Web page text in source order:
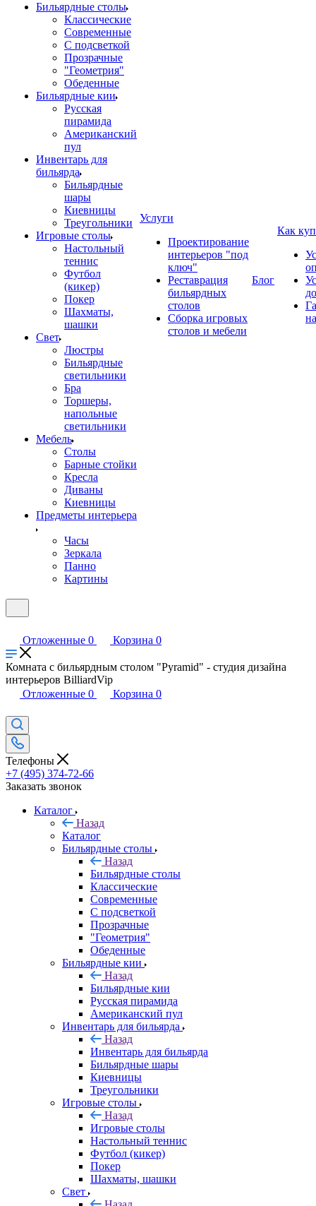
Бильярдные столы
Классические
Современные
С подсветкой
Прозрачные
"Геометрия"
Обеденные
Бильярдные кии
Русская
пирамида
Американский
пул
Инвентарь для
бильярда
Бильярдные
шары
Киевницы
Треугольники
Игровые столы
Настольный
теннис
Футбол
(кикер)
Покер
Шахматы,
шашки
Свет
Люстры
Бильярдные
светильники
Бра
Торшеры,
напольные
светильники
Мебель
Столы
Барные стойки
Кресла
Диваны
Киевницы
Предметы интерьера
Часы
Зеркала
Панно
Картины
Услуги
Проектирование
интерьеров "под
ключ"
Реставрация
бильярдных
столов
Сборка игровых
столов и мебели
Блог
Как
Отложенные 0 Корзина 0
Комната с бильярдным столом "Pyramid" - студия дизайна
интерьеров BilliardVip
Отложенные 0 Корзина 0
Телефоны
+7 (495) 374-72-66
Заказать звонок
Каталог
Назад
Каталог
Бильярдные столы
Назад
Бильярдные столы
Классические
Современные
С подсветкой
Прозрачные
"Геометрия"
Обеденные
Бильярдные кии
Назад
Бильярдные кии
Русская пирамида
Американский пул
Инвентарь для бильярда
Назад
Инвентарь для бильярда
Бильярдные шары
Киевницы
Треугольники
Игровые столы
Назад
Игровые столы
Настольный теннис
Футбол (кикер)
Покер
Шахматы, шашки
Свет